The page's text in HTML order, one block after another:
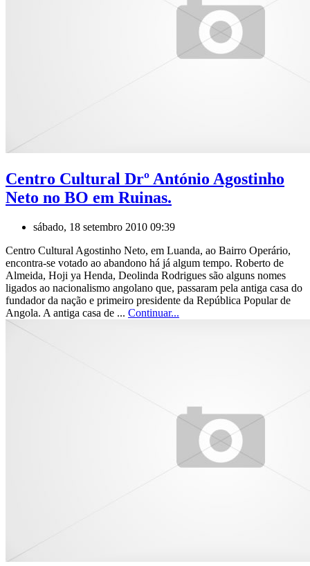
Centro Cultural Drº António Agostinho
Neto no BO em Ruinas.
sábado, 18 setembro 2010 09:39
Centro Cultural Agostinho Neto, em Luanda, ao Bairro Operário,
encontra-se votado ao abandono há já algum tempo. Roberto de
Almeida, Hoji ya Henda, Deolinda Rodrigues são alguns nomes
ligados ao nacionalismo angolano que, passaram pela antiga casa do
fundador da nação e primeiro presidente da República Popular de
Angola. A antiga casa de ... Continuar...